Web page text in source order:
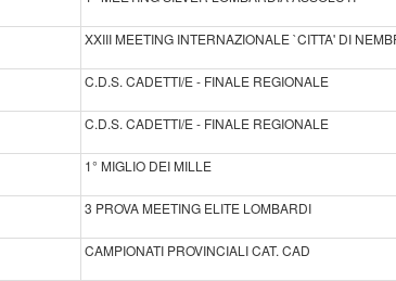
XXIII MEETING INTERNAZIONALE `CITTA' DI
C.D.S. CADETTI/E - FINALE REGIONALE
C.D.S. CADETTI/E - FINALE REGIONALE
1° MIGLIO DEI MILLE
3 PROVA MEETING ELITE LOMBARDI
CAMPIONATI PROVINCIALI CAT. CAD